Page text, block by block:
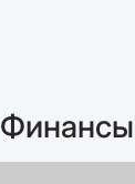
Финансы